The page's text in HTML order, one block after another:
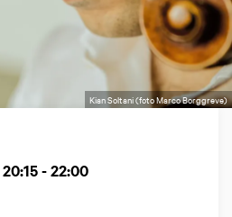
Kian Soltani (foto Marco Borggreve)
20:15 - 22:00